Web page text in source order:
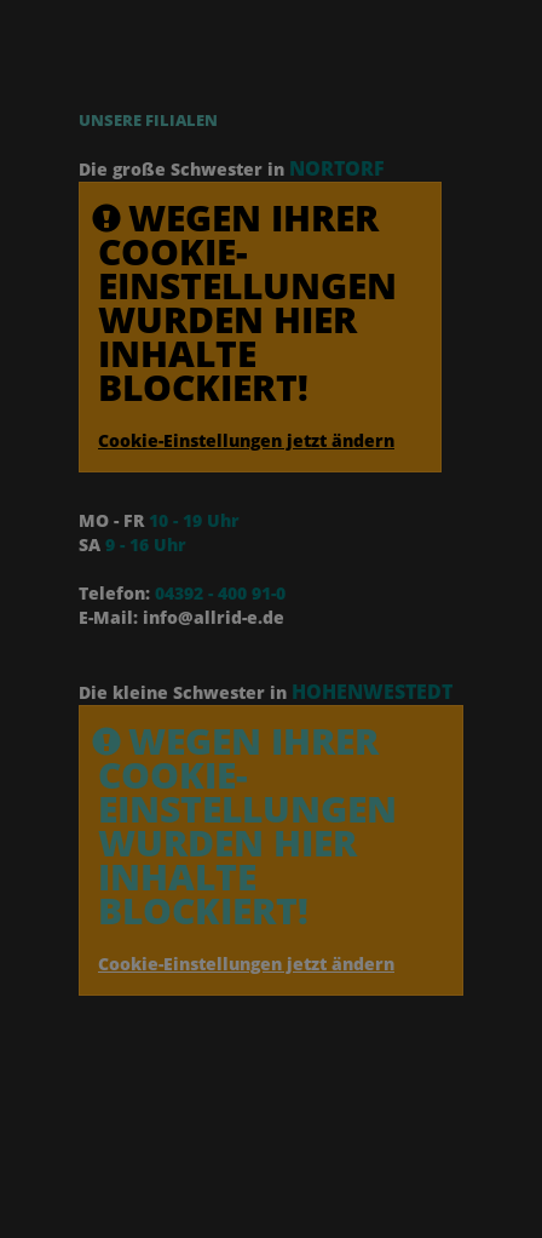
UNSERE FILIALEN
Die große Schwester in NORTORF
WEGEN IHRER
COOKIE-
EINSTELLUNGEN
WURDEN HIER
INHALTE
BLOCKIERT!
Cookie-Einstellungen jetzt ändern
MO - FR 10 - 19 Uhr
SA 9 - 16 Uhr
Telefon: 04392 - 400 91-0
E-Mail: info@allrid-e.de
Die kleine Schwester in HOHENWESTEDT
WEGEN IHRER
COOKIE-
EINSTELLUNGEN
WURDEN HIER
INHALTE
BLOCKIERT!
Cookie-Einstellungen jetzt ändern